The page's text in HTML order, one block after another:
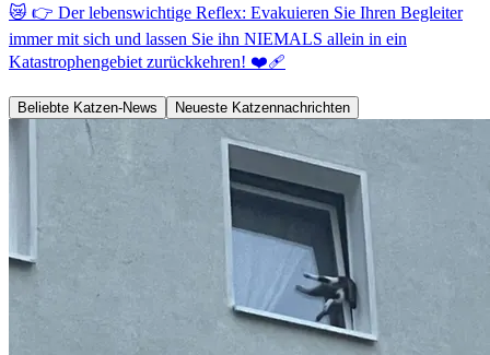
😿 👉 Der lebenswichtige Reflex: Evakuieren Sie Ihren Begleiter
immer mit sich und lassen Sie ihn NIEMALS allein in ein
Katastrophengebiet zurückkehren! ❤️‍🩹
Beliebte Katzen-News Neueste Katzennachrichten